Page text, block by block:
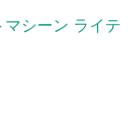
マシーン ライテ